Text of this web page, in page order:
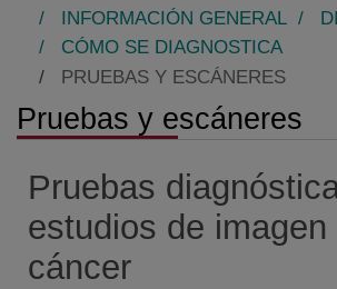
/ INFORMACIÓN GENERAL /
/ CÓMO SE DIAGNOSTICA
/ PRUEBAS Y ESCÁNERES
Pruebas y escáneres
Pruebas
estudios de imagen
cáncer